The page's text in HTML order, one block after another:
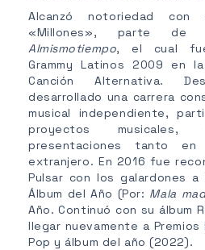
Alcanzó notoriedad
«Millones», parte de
Almismotiempo, el cual
Grammy Latinos 2009 en
Canción Alternativa.
desarrollado una carrera
musical independiente,
proyectos musicales,
presentaciones tanto
extranjero. En 2016 fue
Pulsar con los galardones
Álbum del Año (Por: Mala
Año. Continuó con su álbum
llegar nuevamente a
Pop y álbum del año (2022).